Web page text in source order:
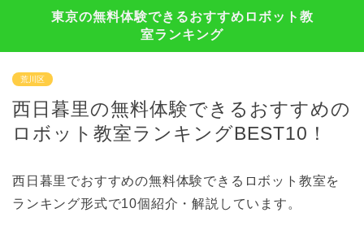
東京の無料体験できるおすすめロボット教
室ランキング
荒川区
西日暮里の無料体験できるおすすめの
ロボット教室ランキングBEST10！
西日暮里でおすすめの無料体験できるロボット教室を
ランキング形式で10個紹介・解説しています。